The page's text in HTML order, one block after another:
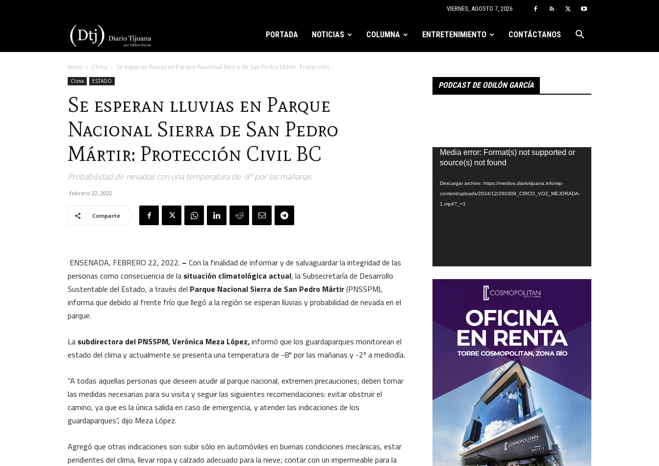
VIERNES, AGOSTO 7, 2026
Tijuana
PORTADA NOTICIAS COLUMNA ENTRETENIMIENTO CONTÁCTANOS
Inicio Clima Se esperan lluvias en Parque Nacional Sierra de San Pedro Mártir: Protección...
Clima ESTADO
Se esperan lluvias en Parque
Nacional Sierra de San Pedro
Mártir: Protección Civil BC
Probabilidad de nevadas con una temperatura de -8º por las mañanas
febrero 22, 2022
Comparte
ENSENADA, FEBRERO 22, 2022. – Con la finalidad de informar y de salvaguardar la integridad de las
personas como consecuencia de la situación climatológica actual, la Subsecretaría de Desarrollo
Sustentable del Estado, a través del Parque Nacional Sierra de San Pedro Mártir(PNSSPM),
informa que debido al frente frío que llegó a la región se esperan lluvias y probabilidad de nevada en el
parque.
La subdirectora del PNSSPM, Verónica Meza López,informó que los guardaparques monitorean el
estado del clima y actualmente se presenta una temperatura de -8º por las mañanas y -2º a mediodía.
“A todas aquellas personas que deseen acudir al parque nacional, extremen precauciones; deben tomar
las medidas necesarias para su visita y seguir las siguientes recomendaciones: evitar obstruir el
camino, ya que es la única salida en caso de emergencia, y atender las indicaciones de los
guardaparques”, dijo Meza López.
Agregó que otras indicaciones son subir sólo en automóviles en buenas condiciones mecánicas, estar
pendientes del clima, llevar ropa y calzado adecuado para la nieve; contar con un impermeable para la
PODCAST DE ODILÓN GARCÍA
Reproductor
de
Media error: Format(s) not supported or
source(s) not found
Descargar archivo: https://medios.diariotijuana.info/wp-
content/uploads/2024/12/260309_CIRCO_VOZ_MEJORADA-
1.mp4?_=1